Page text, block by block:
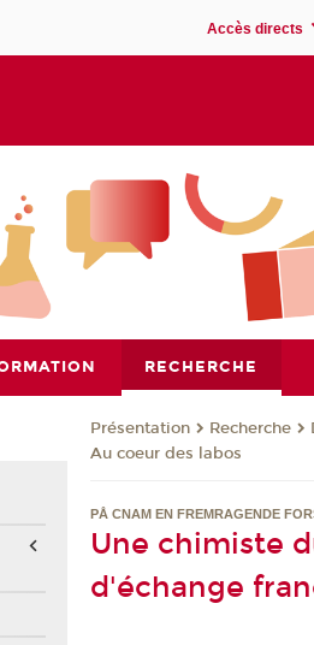
Accès directs
RECHERCHE
Présentation Recherche
Au coeur des labos
PÅ CNAM EN FREMRAGENDE
Une chimiste
d'échange